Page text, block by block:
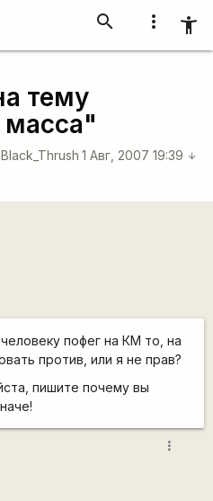
more_vert accessibility_new
search
тему
масса"
Black_Thrush 1 Авг, 2007 19:39 arrow_downward
пофег на КМ то, на
против, или я не прав?
пишите почему вы
more_vert